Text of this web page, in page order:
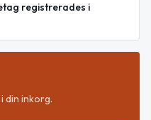
registrerades i
din inkorg.